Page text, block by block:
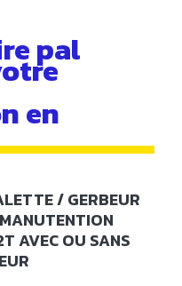
pal
en
/ GERBEUR
AVEC OU SANS